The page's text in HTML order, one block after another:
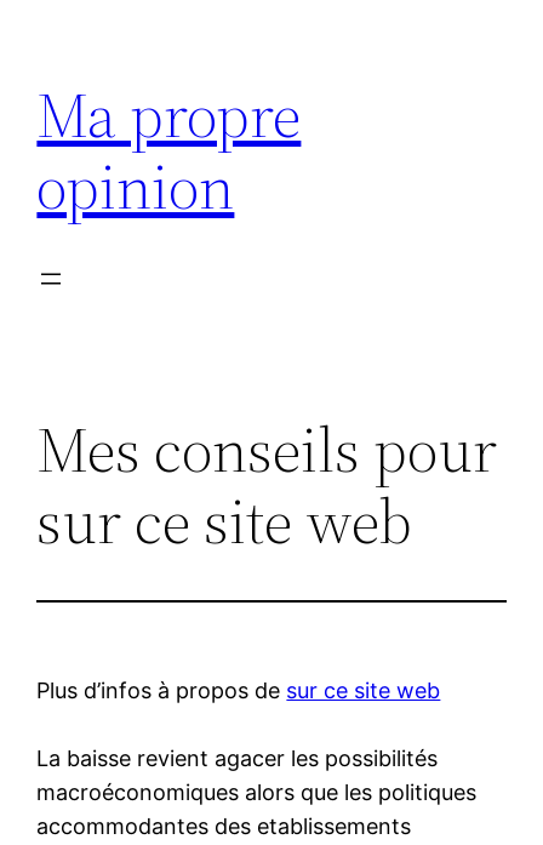
contenu
Ma propre
opinion
Mes conseils pour
sur ce site web
Plus d’infos à propos de sur ce site web
La baisse revient agacer les possibilités
macroéconomiques alors que les politiques
accommodantes des etablissements